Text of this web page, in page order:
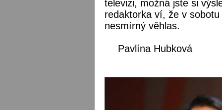
televizi, možná jste si
redaktorka ví, že v
nesmírný věhlas.
Pavlína Hubková